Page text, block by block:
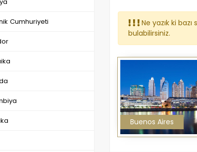
Cumhuriyeti
Ne yazık ki
bulabilirsiniz.
Buenos Aires